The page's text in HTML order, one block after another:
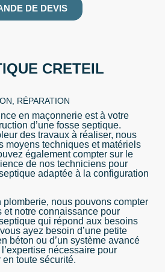
DE DEVIS
CRETEIL
RÉPARATION
en maçonnerie est à votre
d’une fosse septique.
des travaux à réaliser, nous
moyens techniques et matériels
également compter sur le
de nos techniciens pour
adaptée à la configuration
plomberie, nous pouvons compter
et notre connaissance pour
qui répond aux besoins
ayez besoin d’une petite
béton ou d’un système avancé
nécessaire pour
en toute sécurité.